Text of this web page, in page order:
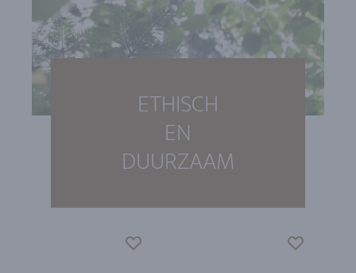
ETHISCH
EN
DUURZAAM